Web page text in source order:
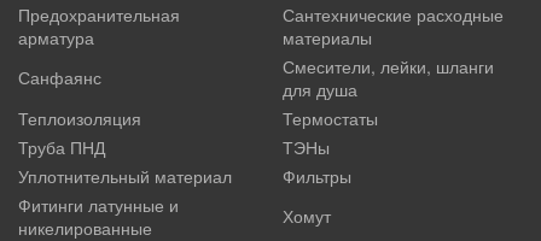
Предохранительная
арматура
Сантехнические расходные
материалы
Санфаянс
Смесители, лейки, шланги
для душа
Теплоизоляция
Термостаты
Труба ПНД
ТЭНы
Уплотнительный материал
Фильтры
Фитинги латунные и
никелированные
Хомут